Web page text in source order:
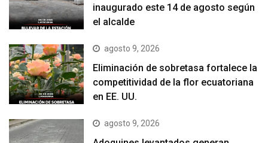
inaugurado este 14 de agosto según
el alcalde
agosto 9, 2026
Eliminación de sobretasa fortalece la
competitividad de la flor ecuatoriana
en EE. UU.
agosto 9, 2026